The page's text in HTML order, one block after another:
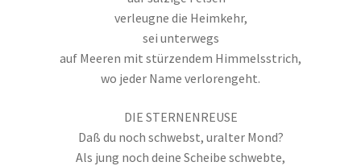
verleugne die Heimkehr,
sei unterwegs
auf Meeren mit stürzendem Himmelsstrich,
wo jeder Name verlorengeht.
DIE STERNENREUSE
Daß du noch schwebst, uralter Mond?
Als jung noch deine Scheibe schwebte,